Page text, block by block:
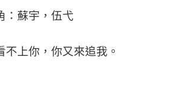
：蘇宇，伍弋
不上你，你又來追我。